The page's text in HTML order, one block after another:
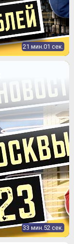
21 мин.01 сек.
33 мин.52 сек.